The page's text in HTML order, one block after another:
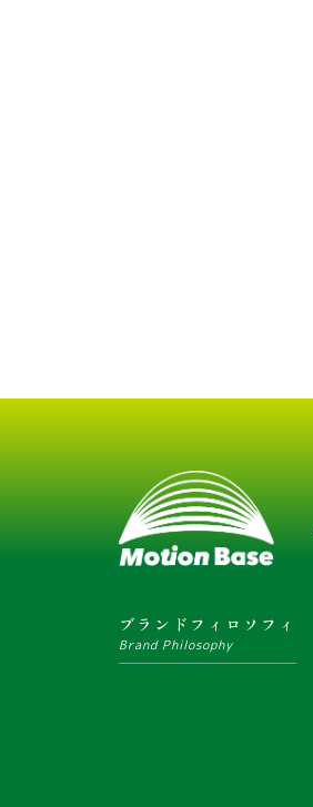
ブランドフィロソフィ
Brand Philosophy